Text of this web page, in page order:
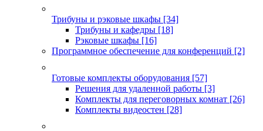
Трибуны и рэковые шкафы [34]
Трибуны и кафедры [18]
Рэковые шкафы [16]
Программное обеспечение для конференций [2]
Готовые комплекты оборудования [57]
Решения для удаленной работы [3]
Комплекты для переговорных комнат [26]
Комплекты видеостен [28]